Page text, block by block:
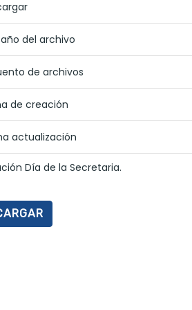
del archivo
de archivos
de creación
actualización
Día de la Secretaria.